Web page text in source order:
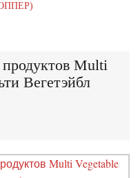
Multi
Вегетэйбл